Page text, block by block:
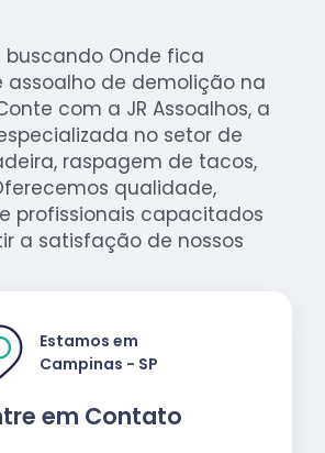
buscando Onde fica
assoalho de demolição na
com a JR Assoalhos, a
no setor de
raspagem de tacos,
qualidade,
profissionais capacitados
a satisfação de nossos
em Contato
Estamos em
Campinas - SP